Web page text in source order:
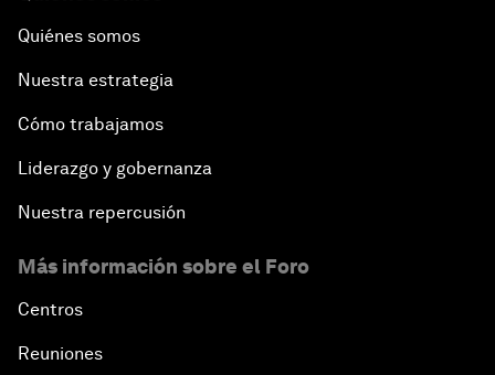
Quiénes somos
Nuestra estrategia
Cómo trabajamos
Liderazgo y gobernanza
Nuestra repercusión
Más información sobre el Foro
Centros
Reuniones